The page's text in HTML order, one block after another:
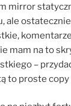
mirror
ale
mam na to
–
to proste